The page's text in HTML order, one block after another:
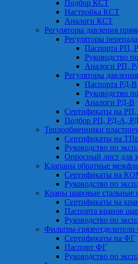
Подбор КСТ
Настройка КСТ
Аналоги КСТ
Регуляторы давления
Регуляторы
Паспорта РП,
Руководство
Аналоги РП,
Регуляторы
Паспорта РД-В
Руководство
Аналоги РД-В
Сертификаты на
Подбор РП, РД-А,
Теплообменники
Сертификаты на
Руководство по
Опросный лист для
Клапаны обратные
Сертификаты на
Руководство по
Краны шаровые стальные
Сертификаты на
Паспорта кранов
Руководство по
Фильтры-
Сертификаты на ФГ
Паспорт ФГ
Руководство по